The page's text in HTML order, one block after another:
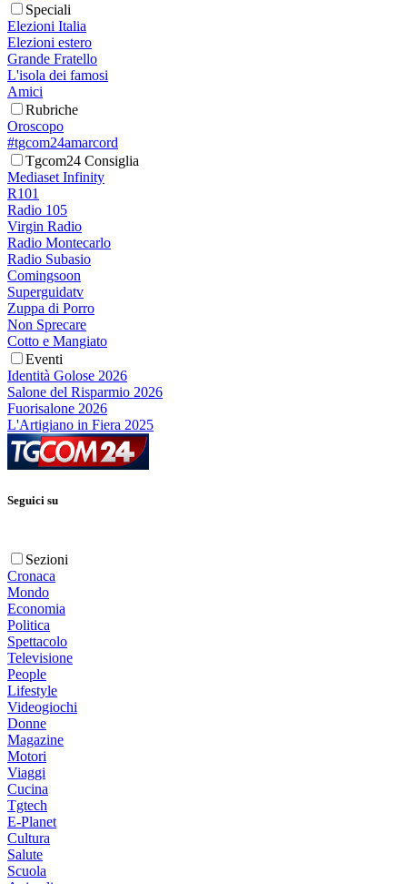
Speciali
Elezioni Italia
Elezioni estero
Grande Fratello
L'isola dei famosi
Amici
Rubriche
Oroscopo
#tgcom24amarcord
Tgcom24 Consiglia
Mediaset Infinity
R101
Radio 105
Virgin Radio
Radio Montecarlo
Radio Subasio
Comingsoon
Superguidatv
Zuppa di Porro
Non Sprecare
Cotto e Mangiato
Eventi
Identità Golose 2026
Salone del Risparmio 2026
Fuorisalone 2026
L'Artigiano in Fiera 2025
Seguici su
Sezioni
Cronaca
Mondo
Economia
Politica
Spettacolo
Televisione
People
Lifestyle
Videogiochi
Donne
Magazine
Motori
Viaggi
Cucina
Tgtech
E-Planet
Cultura
Salute
Scuola